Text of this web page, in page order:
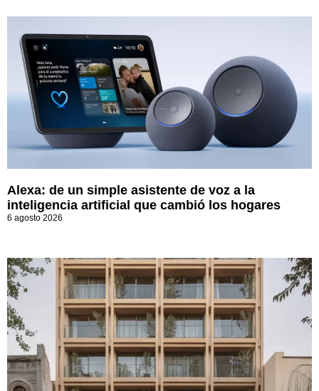
Alexa: de un simple asistente de voz a la
inteligencia artificial que cambió los hogares
6 agosto 2026